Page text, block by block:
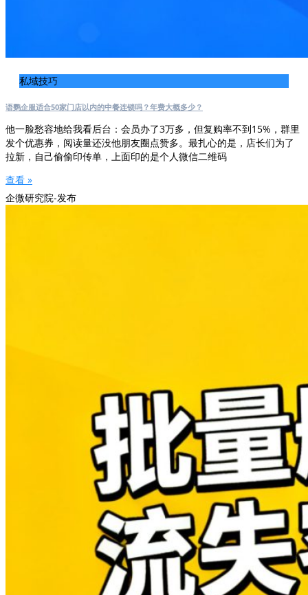
私域技巧
语鹦企服适合50家门店以内的中餐连锁吗？年费大概多少？
他一脸愁容地给我看后台：会员办了3万多，但复购率不到15%，群里
发个优惠券，阅读量还没他朋友圈点赞多。最扎心的是，店长们为了
拉新，自己偷偷印传单，上面印的是个人微信二维码
查看 »
企微研究院-发布